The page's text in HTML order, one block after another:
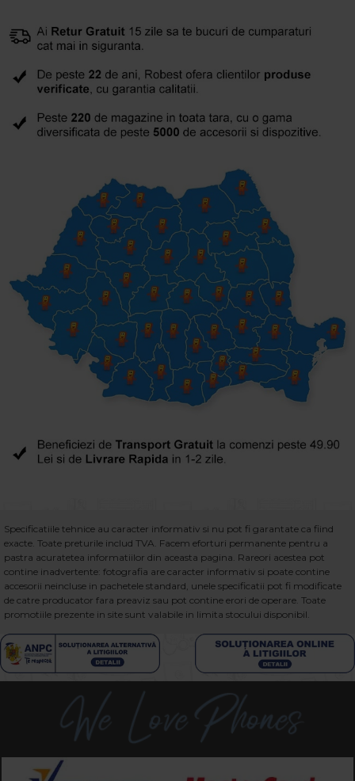
Specificatiile tehnice au caracter informativ si nu pot fi garantate ca fiind
exacte. Toate preturile includ TVA. Facem eforturi permanente pentru a
pastra acuratetea informatiilor din aceasta pagina. Rareori acestea pot
contine inadvertente: fotografia are caracter informativ si poate contine
accesorii neincluse in pachetele standard, unele specificatii pot fi modificate
de catre producator fara preaviz sau pot contine erori de operare. Toate
promotiile prezente in site sunt valabile in limita stocului disponibil.